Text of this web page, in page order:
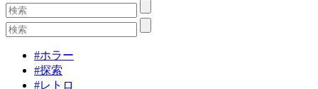
#ホラー
#探索
#レトロ